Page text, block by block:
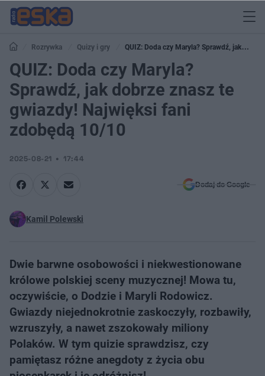
Rozrywka Quizy i gry
QUIZ: Doda czy Maryla? Sprawdź, jak
dobrze znasz te gwiazdy! Najwięksi fani zdobędą 10/10
QUIZ: Doda czy Maryla?
Sprawdź, jak dobrze znasz te
gwiazdy! Najwięksi fani
zdobędą 10/10
2025-08-21 17:44
Dodaj do Google
Kamil Polewski
Dwie barwne osobowości i niekwestionowane
królowe polskiej sceny muzycznej! Mowa tu,
oczywiście, o Dodzie i Maryli Rodowicz.
Gwiazdy niejednokrotnie zaskoczyły, rozbawiły,
wzruszyły, a nawet zszokowały miliony
Polaków. W tym quizie sprawdzisz, czy
pamiętasz różne anegdoty z życia obu